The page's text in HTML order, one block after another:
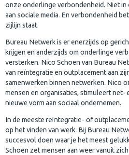
onze onderlinge verbondenheid. Niet in
aan sociale media. En verbondenheid
zijlijn staat.
Bureau Netwerk is er enerzijds op
krijgen en anderzijds om onderlinge
versterken. Nico Schoen van Bureau
van reïntegratie en outplacement aan
samenwerken binnen netwerken. Nico
mensen en organisaties, stimuleert net-
nieuwe vorm aan sociaal ondernemen.
In de meeste reïntegratie- of
op het vinden van werk. Bij Bureau
succesvol doen waar je het meest
Schoen zet mensen aan weer vanuit